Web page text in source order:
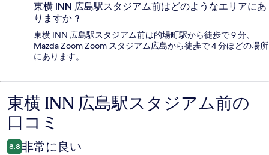
東横 INN 広島駅スタジアム前はどのようなエリアにあ
りますか ?
東横 INN 広島駅スタジアム前は的場町駅から徒歩で 9 分、
Mazda Zoom Zoom スタジアム広島から徒歩で 4 分ほどの場所
にあります。
口
コ
ミ
東横 INN 広島駅スタジアム前の
口コミ
8.8 非常に良い